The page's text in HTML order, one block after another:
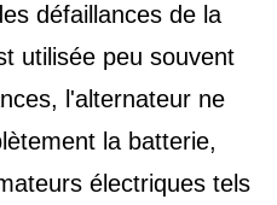
défaillances de la
utilisée peu souvent
l'alternateur ne
la batterie,
électriques tels